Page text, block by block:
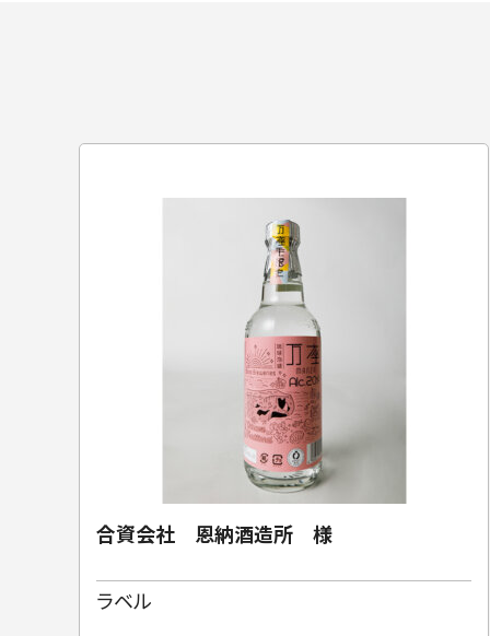
合資会社 恩納酒造所 様
ラベル